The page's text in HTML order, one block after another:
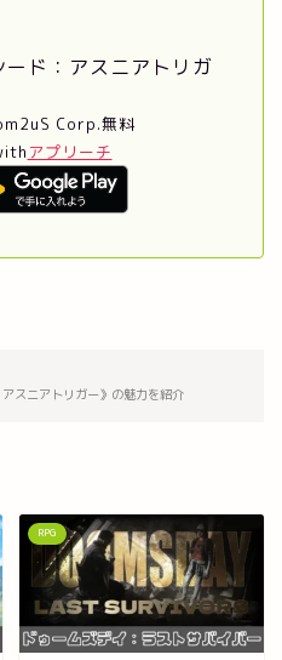
ード：アスニアトリガ
Corp.無料
アプリーチ
スニアトリガー》の魅力を紹介
RPG